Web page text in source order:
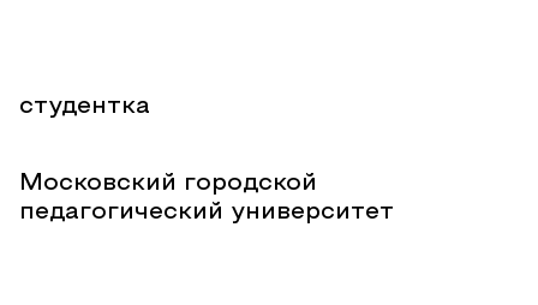
студентка
Московский городской
педагогический университет